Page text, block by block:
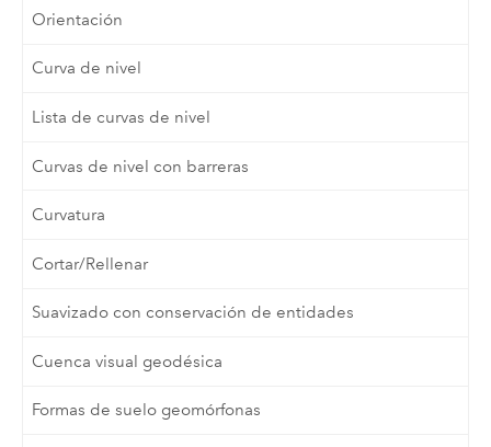
Orientación
Curva de nivel
Lista de curvas de nivel
Curvas de nivel con barreras
Curvatura
Cortar/Rellenar
Suavizado con conservación de entidades
Cuenca visual geodésica
Formas de suelo geomórfonas